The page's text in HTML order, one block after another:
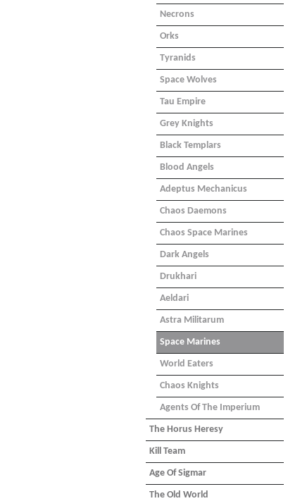
Necrons
Orks
Tyranids
Space Wolves
Tau Empire
Grey Knights
Black Templars
Blood Angels
Adeptus Mechanicus
Chaos Daemons
Chaos Space Marines
Dark Angels
Drukhari
Aeldari
Astra Militarum
Space Marines
World Eaters
Chaos Knights
Agents Of The Imperium
The Horus Heresy
Kill Team
Age Of Sigmar
The Old World